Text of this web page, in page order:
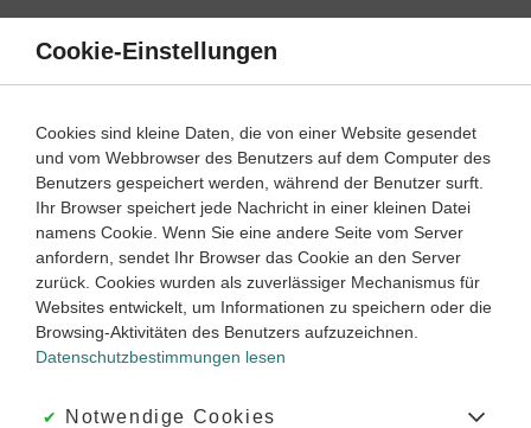
Direkt
Inhalt
Lernwege mit Erklär- und Anleitungsvideos
Englisch Klasse
Adjektiv als Substantiv verwenden
#Englisch Substantivierung
#Adjektive Englisch Übungen
#Adjektive Englisch
Cookie-Einstellungen
Cookies sind kleine Daten, die von einer Website gesendet
und vom Webbrowser des Benutzers auf dem Computer des
Benutzers gespeichert werden, während der Benutzer surft.
Ihr Browser speichert jede Nachricht in einer kleinen Datei
namens Cookie. Wenn Sie eine andere Seite vom Server
anfordern, sendet Ihr Browser das Cookie an den Server
zurück. Cookies wurden als zuverlässiger Mechanismus für
Websites entwickelt, um Informationen zu speichern oder die
Browsing-Aktivitäten des Benutzers aufzuzeichnen.
Datenschutzbestimmungen lesen
Akzeptiert:
Notwendige Cookies